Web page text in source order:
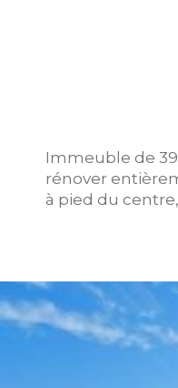
Immeuble de
rénover
à pied du